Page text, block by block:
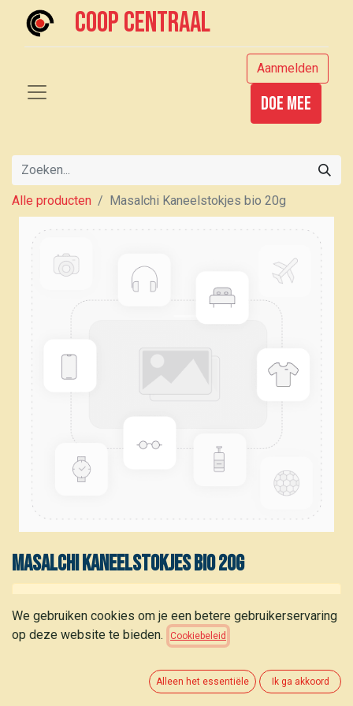
Coop centraal
Aanmelden
Doe mee
Alle producten Masalchi Kaneelstokjes bio 20g
Masalchi Kaneelstokjes bio 20g
We gebruiken cookies om je een betere gebruikerservaring
op deze website te bieden.
Cookiebeleid
Alleen het essentiële Ik ga akkoord